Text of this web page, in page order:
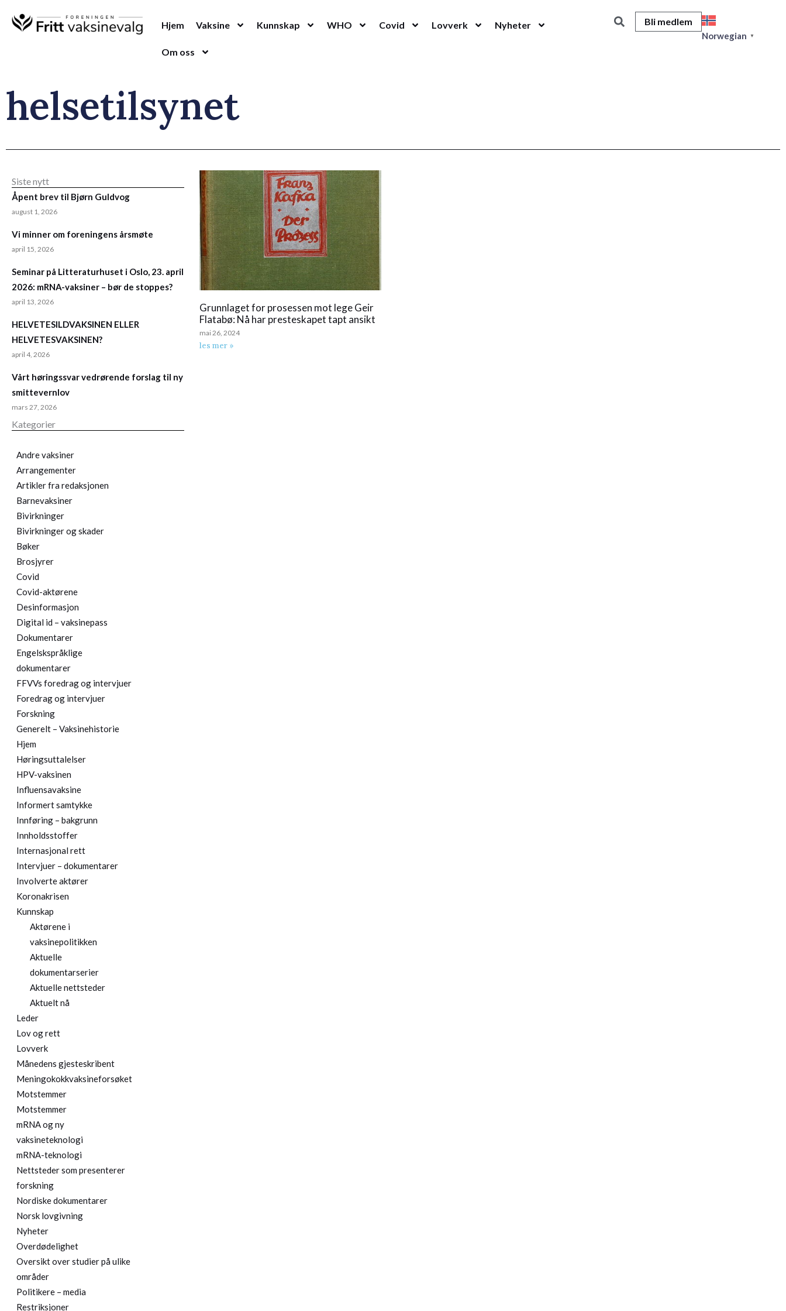
rett
Hjem Vaksine Kunnskap WHO Covid Lovverk Nyheter
Om oss
Bli medlem
Norwegian ▼
helsetilsynet
Siste nytt
Åpent brev til Bjørn Guldvog
august 1, 2026
Vi minner om foreningens årsmøte
april 15, 2026
Seminar på Litteraturhuset i Oslo, 23. april
2026: mRNA-vaksiner – bør de stoppes?
april 13, 2026
HELVETESILDVAKSINEN ELLER
HELVETESVAKSINEN?
april 4, 2026
Vårt høringssvar vedrørende forslag til ny
smittevernlov
mars 27, 2026
Kategorier
Andre vaksiner
Arrangementer
Artikler fra redaksjonen
Barnevaksiner
Bivirkninger
Bivirkninger og skader
Bøker
Brosjyrer
Covid
Covid-aktørene
Desinformasjon
Digital id – vaksinepass
Dokumentarer
Engelskspråklige
dokumentarer
FFVVs foredrag og intervjuer
Foredrag og intervjuer
Forskning
Generelt – Vaksinehistorie
Hjem
Høringsuttalelser
HPV-vaksinen
Influensavaksine
Informert samtykke
Innføring – bakgrunn
Innholdsstoffer
Internasjonal rett
Intervjuer – dokumentarer
Involverte aktører
Koronakrisen
Kunnskap
Aktørene i
vaksinepolitikken
Aktuelle
dokumentarserier
Aktuelle nettsteder
Aktuelt nå
Leder
Lov og rett
Lovverk
Månedens gjesteskribent
Meningokokkvaksineforsøket
Motstemmer
Motstemmer
mRNA og ny
vaksineteknologi
mRNA-teknologi
Nettsteder som presenterer
forskning
Nordiske dokumentarer
Norsk lovgivning
Nyheter
Overdødelighet
Oversikt over studier på ulike
områder
Politikere – media
Restriksjoner
Grunnlaget for prosessen mot lege Geir
Flatabø: Nå har presteskapet tapt ansikt
mai 26, 2024
les mer »